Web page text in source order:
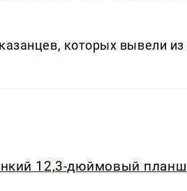
которых вывели из
12,3-дюймовый